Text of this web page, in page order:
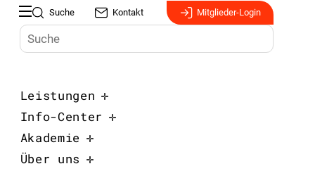
Suche Kontakt Mitglieder-Login
Leistungen
Info-Center
Akademie
Über uns